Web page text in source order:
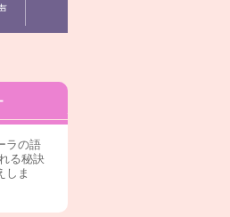
ラの語
る秘訣
しま